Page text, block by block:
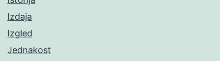
Izdaja
Izgled
Jednakost